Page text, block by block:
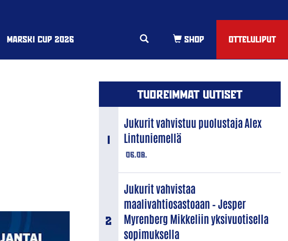
OTTELULIPUT
MARSKI CUP 2026
TUOREIMMAT UUTISET
06.08.
Jukurit vahvistuu puolustaja Alex
Lintuniemellä
Jukurit vahvistaa
maalivahtiosastoaan – Jesper
Myrenberg Mikkeliin yksivuotisella
sopimuksella